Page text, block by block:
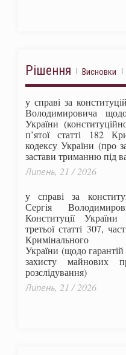
Рішення Висновки
у справі за
Володимировича щодо
України
п’ятої статті 182
кодексу України (про
застави триманню під
Липень, 21 / 2026
у справі за
Сергія
Конституції України
третьої статті 307,
Кримінального
України (щодо
захисту майнових
розслідування)
Липень, 21 / 2026